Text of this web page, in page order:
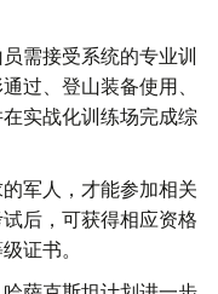
需接受系统的专业训
过、登山装备使用、
实战化训练场完成综
军人，才能参加相关
后，可获得相应资格
证书。